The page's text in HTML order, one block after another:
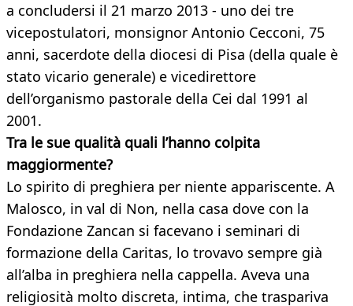
a concludersi il 21 marzo 2013 - uno dei tre
vicepostulatori, monsignor Antonio Cecconi, 75
anni, sacerdote della diocesi di Pisa (della quale è
stato vicario generale) e vicedirettore
dell’organismo pastorale della Cei dal 1991 al
2001.
Tra le sue qualità quali l’hanno colpita
maggiormente?
Lo spirito di preghiera per niente appariscente. A
Malosco, in val di Non, nella casa dove con la
Fondazione Zancan si facevano i seminari di
formazione della Caritas, lo trovavo sempre già
all’alba in preghiera nella cappella. Aveva una
religiosità molto discreta, intima, che traspariva